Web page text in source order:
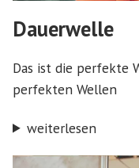
Dauerwelle
Das ist die perfekte
perfekten Wellen
weiterlesen